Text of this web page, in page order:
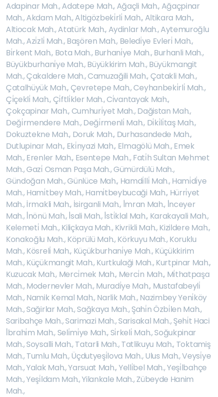
Adapinar Mah.,Adatepe Mah.,Ağaçli Mah.,Ağaçpinar
Mah.,Akdam Mah.,Altigözbeki̇rli̇ Mah.,Altikara Mah.,
Altiocak Mah.,Atatürk Mah.,Aydinlar Mah.,Aytemuroğlu
Mah.,Azi̇zli̇ Mah.,Başören Mah., Beledi̇ye Evleri̇ Mah.,
Bi̇rkent Mah., Bota Mah.,Burhani̇ye Mah.,Burhanli Mah.,
Büyükburhani̇ye Mah.,Büyükkirim Mah.,Büyükmangit
Mah.,Çakaldere Mah.,Camuzağili Mah.,Çatakli Mah.,
Çatalhüyük Mah.,Çevretepe Mah.,Ceyhanbeki̇rli̇ Mah.,
Çi̇çekli̇ Mah.,Çi̇ftli̇kler Mah.,Ci̇vantayak Mah.,
Çokçapinar Mah.,Cumhuri̇yet Mah.,Dağistan Mah.,
Deği̇rmendere Mah.,Deği̇rmenli̇ Mah., Di̇ki̇li̇taş Mah.,
Dokuztekne Mah., Doruk Mah., Durhasandede Mah.,
Dutlupinar Mah., Eki̇nyazi Mah., Elmagölü Mah.,Emek
Mah.,Erenler Mah., Esentepe Mah.,Fati̇h Sultan Mehmet
Mah.,Gazi̇ Osman Paşa Mah.,Gümürdülü Mah.,
Gündoğan Mah.,Günlüce Mah., Hamdi̇lli̇ Mah.,Hami̇di̇ye
Mah.,Hami̇tbey Mah.,Hami̇tbeybucaği Mah., Hürri̇yet
Mah.,İrmakli Mah., İsirganli Mah., İ̇mran Mah., İ̇nceyer
Mah.,İ̇nönü Mah.,İ̇sali Mah.,İ̇sti̇klal Mah., Karakayali Mah.,
Kelemeti̇ Mah.,Kiliçkaya Mah.,Kivrikli Mah.,Kizildere Mah.,
Konakoğlu Mah.,Köprülü Mah.,Körkuyu Mah.,Koruklu
Mah.,Kösreli̇ Mah., Küçükburhani̇ye Mah.,Küçükkirim
Mah.,Küçükmangit Mah.,Kurtkulaği Mah.,Kurtpinar Mah.,
Kuzucak Mah., Merci̇mek Mah., Merci̇n Mah., Mi̇thatpaşa
Mah.,Modernevler Mah.,Muradi̇ye Mah., Mustafabeyli̇
Mah.,Namik Kemal Mah.,Narlik Mah.,Nazimbey Yeni̇köy
Mah.,Sağirlar Mah.,Sağkaya Mah.,Şahi̇n Özbi̇len Mah.,
Saribahçe Mah.,Sarimazi Mah.,Sarisakal Mah.,Şehi̇t Haci
İ̇brahi̇m Mah.,Seli̇mi̇ye Mah.,Si̇rkeli̇ Mah.,Soğukpinar
Mah.,Soysalli Mah.,Tatarli Mah.,Tatlikuyu Mah., Toktamiş
Mah.,Tumlu Mah.,Üçdutyeşi̇lova Mah.,Ulus Mah.,Veysi̇ye
Mah.,Yalak Mah.,Yarsuat Mah.,Yelli̇bel Mah.,Yeşi̇lbahçe
Mah.,Yeşi̇ldam Mah.,Yilankale Mah.,Zübeyde Hanim
Mah.,